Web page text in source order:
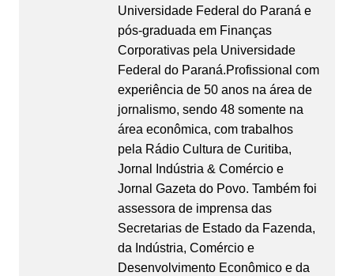
Universidade Federal do Paraná e
pós-graduada em Finanças
Corporativas pela Universidade
Federal do Paraná.Profissional com
experiência de 50 anos na área de
jornalismo, sendo 48 somente na
área econômica, com trabalhos
pela Rádio Cultura de Curitiba,
Jornal Indústria & Comércio e
Jornal Gazeta do Povo. Também foi
assessora de imprensa das
Secretarias de Estado da Fazenda,
da Indústria, Comércio e
Desenvolvimento Econômico e da